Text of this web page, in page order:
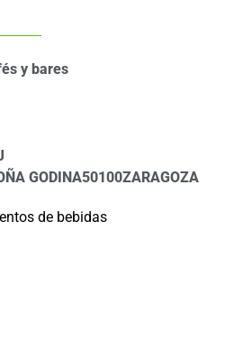
y bares
GODINA50100ZARAGOZA
de bebidas